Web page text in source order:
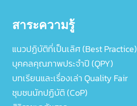
สาระความรู้
แนวปฏิบัติที่เป็นเลิศ (Best Practice)
บุคคลคุณภาพประจำปี (QPY)
บทเรียนและเรื่องเล่า Quality Fair
ชุมชนนักปฏิบัติ (CoP)